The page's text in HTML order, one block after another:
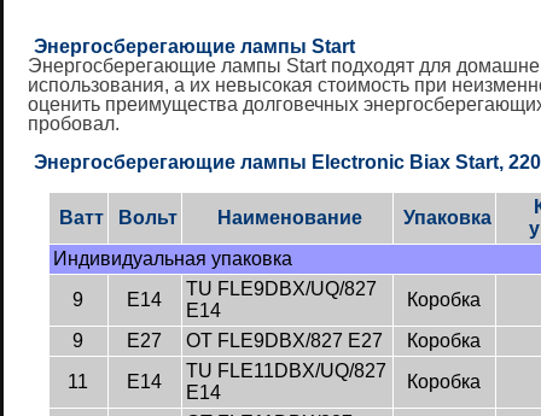
Энергосберегающие лампы Start
Энергосберегающие лампы Start подходят для
использования, а их невысокая стоимость при
оценить преимущества долговечных
пробовал.
Энергосберегающие лампы Electronic Biax Start, 220
Ватт Вольт Наименование Упаковка
Индивидуальная упаковка
9
E14
TU FLE9DBX/UQ/827
E14
Коробка
9
E27 OT FLE9DBX/827 E27
Коробка
11
E14
TU FLE11DBX/UQ/827
E14
Коробка